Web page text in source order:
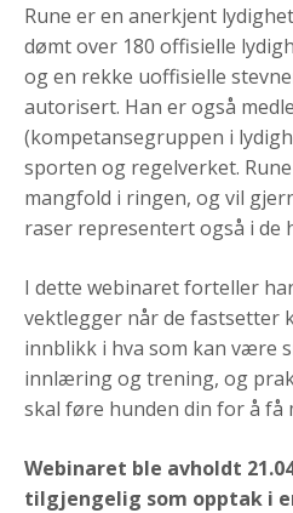
Rune er en anerkjent
dømt over 180 offisielle
og en rekke uoffisielle
autorisert. Han er også
(kompetansegruppen i
sporten og regelverket.
mangfold i ringen, og vil
raser representert også i de
I dette webinaret forteller
vektlegger når de fastsetter
innblikk i hva som kan være
innlæring og trening, og
skal føre hunden din for å få
Webinaret ble avholdt
tilgjengelig som opptak i